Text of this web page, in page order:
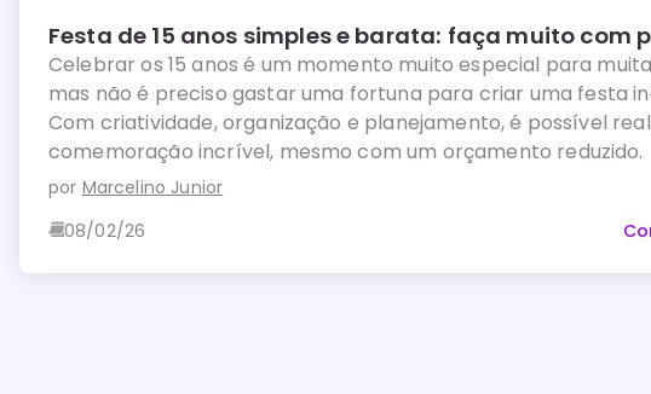
Festa de 15 anos simples e barata: faça muito com
Celebrar os 15 anos é um momento muito especial para
mas não é preciso gastar uma fortuna para criar uma festa
Com criatividade, organização e planejamento, é possível
comemoração incrível, mesmo com um orçamento reduzido.
por Marcelino Junior
08/02/26